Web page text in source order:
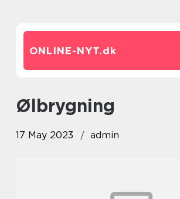
ONLINE-NYT.dk
ølbrygning
17 May 2023 admin